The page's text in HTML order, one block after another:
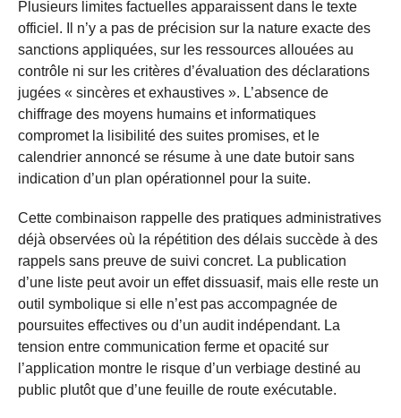
Plusieurs limites factuelles apparaissent dans le texte
officiel. Il n’y a pas de précision sur la nature exacte des
sanctions appliquées, sur les ressources allouées au
contrôle ni sur les critères d’évaluation des déclarations
jugées « sincères et exhaustives ». L’absence de
chiffrage des moyens humains et informatiques
compromet la lisibilité des suites promises, et le
calendrier annoncé se résume à une date butoir sans
indication d’un plan opérationnel pour la suite.
Cette combinaison rappelle des pratiques administratives
déjà observées où la répétition des délais succède à des
rappels sans preuve de suivi concret. La publication
d’une liste peut avoir un effet dissuasif, mais elle reste un
outil symbolique si elle n’est pas accompagnée de
poursuites effectives ou d’un audit indépendant. La
tension entre communication ferme et opacité sur
l’application montre le risque d’un verbiage destiné au
public plutôt que d’une feuille de route exécutable.